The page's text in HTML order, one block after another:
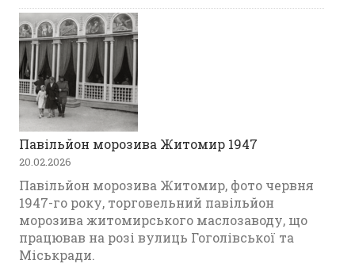
Павільйон морозива Житомир 1947
20.02.2026
Павільйон морозива Житомир, фото червня
1947-го року, торговельний павільйон
морозива житомирського маслозаводу, що
працював на розі вулиць Гоголівської та
Міськради.